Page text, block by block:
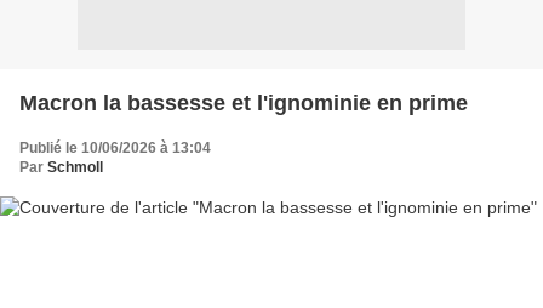
Macron la bassesse et l'ignominie en prime
Publié le 10/06/2026 à 13:04
Par Schmoll